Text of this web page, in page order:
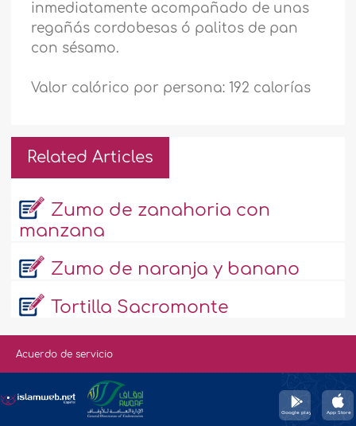
inmediatamente acompañado de unas
regañás cordobesas ó palitos de pan
con sésamo.
Valor calórico por persona: 192 calorías
Related Articles
Zumo de zanahoria con
manzana
Zumo de naranja y banano
Tortilla Sacromonte
Acuerdo de servicio